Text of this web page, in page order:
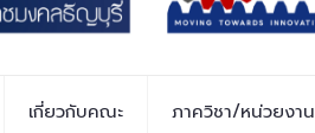
เกี่ยวกับคณะ ภาควิชา/หน่วยงาน